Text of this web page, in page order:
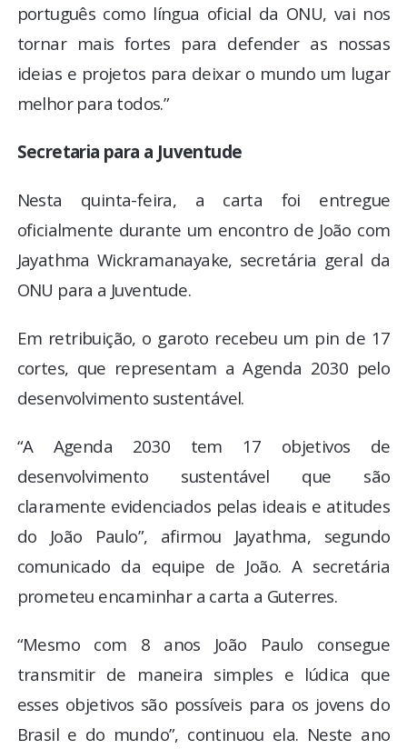
português como língua oficial da ONU, vai nos
tornar mais fortes para defender as nossas
ideias e projetos para deixar o mundo um lugar
melhor para todos.”
Secretaria para a Juventude
Nesta quinta-feira, a carta foi entregue
oficialmente durante um encontro de João com
Jayathma Wickramanayake, secretária geral da
ONU para a Juventude.
Em retribuição, o garoto recebeu um pin de 17
cortes, que representam a Agenda 2030 pelo
desenvolvimento sustentável.
“A Agenda 2030 tem 17 objetivos de
desenvolvimento sustentável que são
claramente evidenciados pelas ideais e atitudes
do João Paulo”, afirmou Jayathma, segundo
comunicado da equipe de João. A secretária
prometeu encaminhar a carta a Guterres.
“Mesmo com 8 anos João Paulo consegue
transmitir de maneira simples e lúdica que
esses objetivos são possíveis para os jovens do
Brasil e do mundo”, continuou ela. Neste ano